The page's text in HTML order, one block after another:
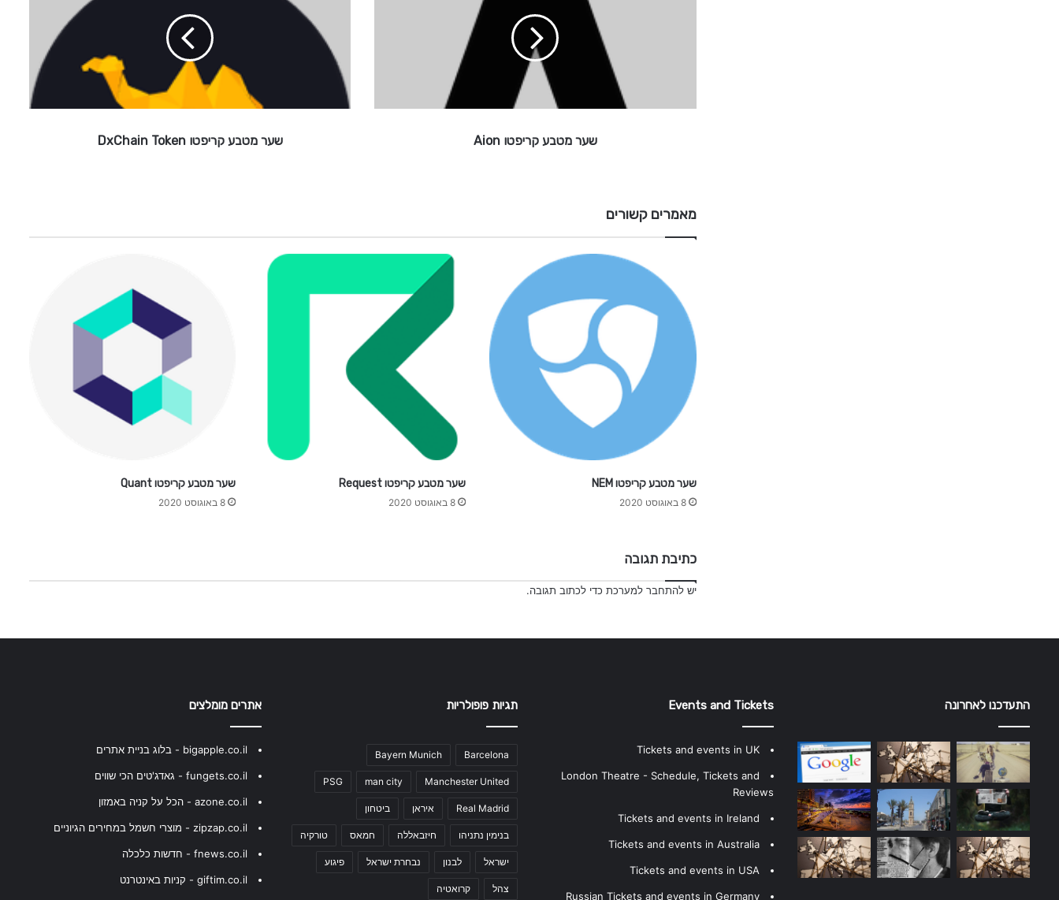
ר
o
n
שער מטבע קריפטו Aion
ק
ר
h
a
e
n
שער מטבע קריפטו DxChain Token
מאמרים קשורים
שער מטבע קריפטו NEM
8 באוגוסט 2020
שער מטבע קריפטו Request
8 באוגוסט 2020
שער מטבע קריפטו Quant
8 באוגוסט 2020
כתיבת תגובה
ישלהתחבר למערכת כדי לכתוב תגובה.
התעדכנו לאחרונה Events and Tickets
Tickets and events in UK
London Theatre - Schedule, Tickets and
Reviews
Tickets and events in Ireland
Tickets and events in Australia
Tickets and events in USA
Russian Tickets and events in Germany
תגיות פופולריות
Barcelona
Bayern Munich
Manchester United
man city
PSG
Real Madrid איראן ביטחון
בנימין נתניהו חיזבאללה חמאס טורקיה
ישראל לבנון נבחרת ישראל פיגוע
צהל קרואטיה
אתרים מומלצים
bigapple.co.il - בלוג בניית אתרים
fungets.co.il - גאדג'טים הכי שווים
azone.co.il - הכל על קניה באמזון
zipzap.co.il - מוצרי חשמל במחירים הגיוניים
fnews.co.il - חדשות כלכלה
giftim.co.il - קניות באינטרנט